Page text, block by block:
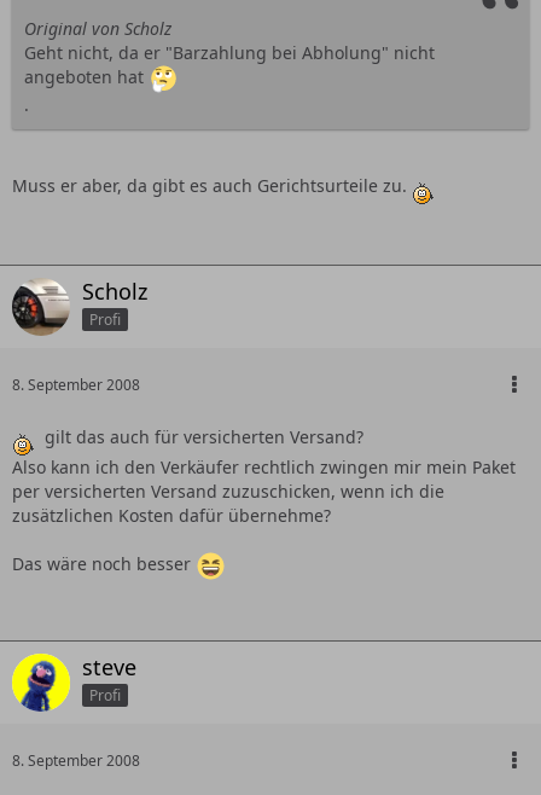
Original von Scholz
Geht nicht, da er "Barzahlung bei Abholung" nicht
angeboten hat
.
Muss er aber, da gibt es auch Gerichtsurteile zu.
Scholz
Profi
8. September 2008
gilt das auch für versicherten Versand?
Also kann ich den Verkäufer rechtlich zwingen mir mein Paket
per versicherten Versand zuzuschicken, wenn ich die
zusätzlichen Kosten dafür übernehme?
Das wäre noch besser
steve
Profi
8. September 2008